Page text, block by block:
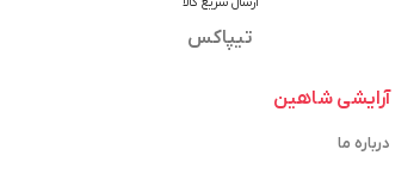
تیپاکس
آرایشی شاهین
درباره ما